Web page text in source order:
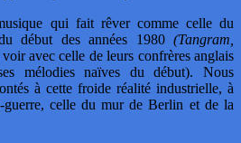
qui fait rêver comme celle du
début des années 1980 (Tangram,
avec celle de leurs confrères anglais
mélodies naïves du début). Nous
à cette froide réalité industrielle, à
guerre, celle du mur de Berlin et de la